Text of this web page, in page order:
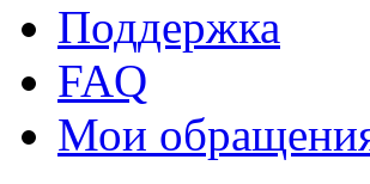
Поддержка
FAQ
Мои